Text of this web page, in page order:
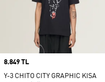
Price
8.849 TL
Y-3 CHITO CITY GRAPHIC KISA